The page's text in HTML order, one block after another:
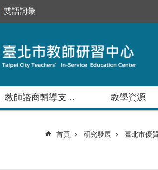
雙語詞彙
教師諮商輔導支持服務 教學資源
首頁 研究發展 臺北市優